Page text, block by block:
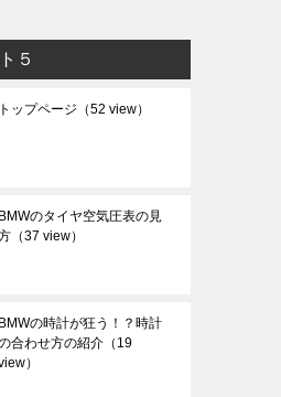
５
トップページ （52 view）
BMWのタイヤ空気圧表の見
（37 view）
BMWの時計が狂う！？時計
合わせ方の紹介 （19
）